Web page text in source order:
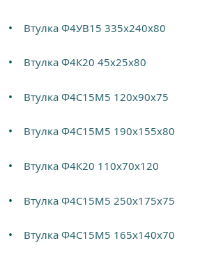
Втулка Ф4УВ15 335х240х80
Втулка Ф4К20 45х25х80
Втулка Ф4С15М5 120х90х75
Втулка Ф4С15М5 190х155х80
Втулка Ф4К20 110х70х120
Втулка Ф4С15М5 250х175х75
Втулка Ф4С15М5 165х140х70